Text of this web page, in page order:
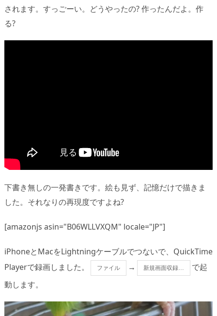
されます。すっごーい。どうやったの? 作ったんだよ。作
る?
下書き無しの一発書きです。絵も見ず、記憶だけで描きま
した。それなりの再現度ですよね?
[amazonjs asin="B06WLLVXQM" locale="JP"]
iPhoneとMacをLightningケーブルでつないで、QuickTime
Playerで録画しました。
ファイル → 新規画面収録…
で起
動します。